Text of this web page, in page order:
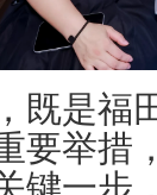
既是福
要举措